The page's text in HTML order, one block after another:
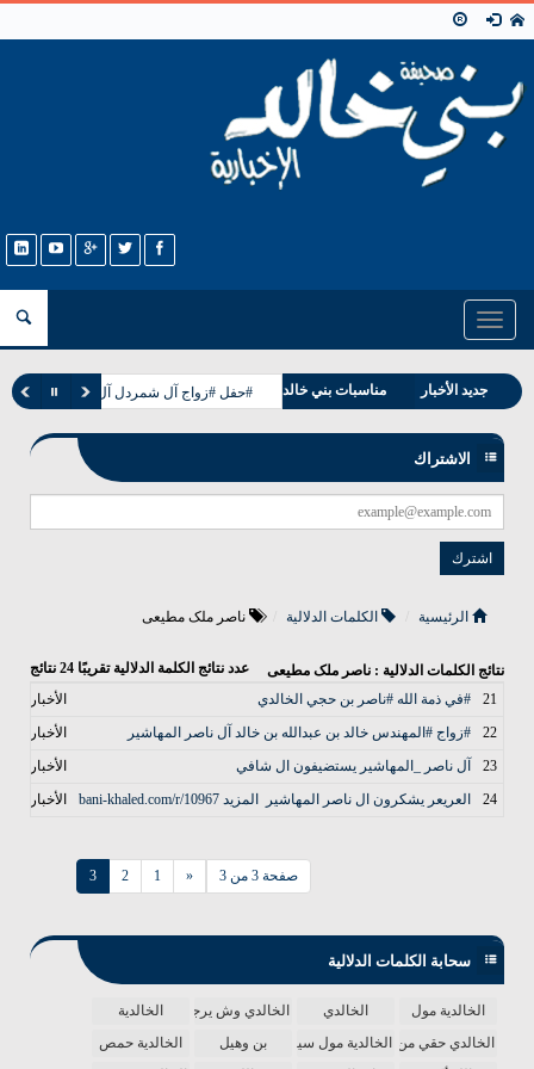
Toggle
navigation
جديد الأخبار مناسبات بني خالد #حفل #زواج آل شمردل آل مطر القرشه
الاشتراك
الرئيسية الكلمات الدلالية ناصر ملک مطیعی
نتائج الكلمات الدلالية : ناصر ملک مطیعی عدد نتائج الكلمة الدلالية تقريبًا 24 نتائج
21
#في ذمة الله #ناصر بن حجي الخالدي
الأخبار
22
#زواج #المهندس خالد بن عبدالله بن خالد آل ناصر المهاشير
الأخبار
23
آل ناصر _المهاشير يستضيفون ال شافي
الأخبار
24
‏العريعر يشكرون ال ناصر المهاشير ‏ المزيد ‏⁦‪bani-khaled.com/r/10967‬⁩ الأخبار
صفحة 3 من 3 «
1
2
3
سحابة الكلمات الدلالية
الخالدية مول الخالدي الخالدي وش يرجع
الخالدية
الخالدي حقي من الدنياالخالدية مول سينما بن وهيل
الخالدية حمص